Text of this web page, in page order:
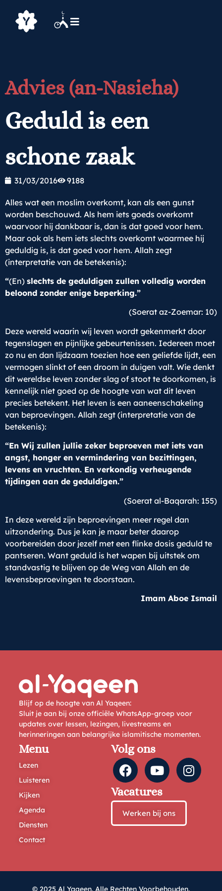
Advies (an-Nasieha)
Geduld is een
schone zaak
31/03/2016 9188
Alles wat een moslim overkomt, kan als een gunst
worden beschouwd. Als hem iets goeds overkomt
waarvoor hij dankbaar is, dan is dat goed voor hem.
Maar ook als hem iets slechts overkomt waarmee hij
geduldig is, is dat goed voor hem. Allah zegt
(interpretatie van de betekenis):
“(En) slechts de geduldigen zullen volledig worden
beloond zonder enige beperking.”
(Soerat az-Zoemar: 10)
Deze wereld waarin wij leven wordt gekenmerkt door
tegenslagen en pijnlijke gebeurtenissen. Iedereen moet
zo nu en dan lijdzaam toezien hoe een geliefde lijdt, een
vermogen slinkt of een droom in duigen valt. Wie denkt
dit wereldse leven zonder slag of stoot te doorkomen, is
kennelijk niet goed op de hoogte van wat dit leven
precies betekent. Het leven is een aaneenschakeling
van beproevingen. Allah zegt (interpretatie van de
betekenis):
“En Wij zullen jullie zeker beproeven met iets van
angst, honger en vermindering van bezittingen,
levens en vruchten. En verkondig verheugende
tijdingen aan de geduldigen.”
(Soerat al-Baqarah: 155)
In deze wereld zijn beproevingen meer regel dan
uitzondering. Dus je kan je maar beter daarop
voorbereiden door jezelf met een flinke dosis geduld te
pantseren. Want geduld is het wapen bij uitstek om
standvastig te blijven op de Weg van Allah en de
levensbeproevingen te doorstaan.
Imam Aboe Ismail
Blijf op de hoogte van Al Yaqeen:
Sluit je aan bij onze officiële WhatsApp-groep voor
updates over lessen, lezingen, livestreams en
herinneringen aan belangrijke islamitische momenten.
Menu
Lezen
Luisteren
Kijken
Agenda
Diensten
Contact
Volg ons
Vacatures
Werken bij ons
© 2025 Al Yaqeen. Alle Rechten Voorbehouden.